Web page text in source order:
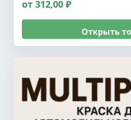
от 312,00 ₽
Открыть